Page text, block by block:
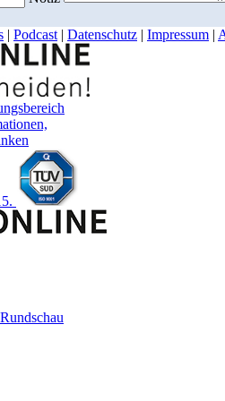
| Podcast | Datenschutz | Impressum |